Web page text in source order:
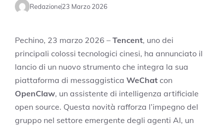
Redazione23 Marzo 2026
Pechino, 23 marzo 2026 – Tencent, uno dei
principali colossi tecnologici cinesi, ha annunciato il
lancio di un nuovo strumento che integra la sua
piattaforma di messaggistica WeChat con
OpenClaw, un assistente di intelligenza artificiale
open source. Questa novità rafforza l’impegno del
gruppo nel settore emergente degli agenti AI, un